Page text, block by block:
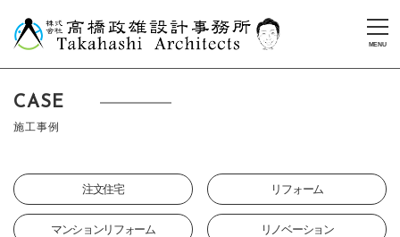
CASE
施工事例
注文住宅 リフォーム
マンションリフォーム リノベーション